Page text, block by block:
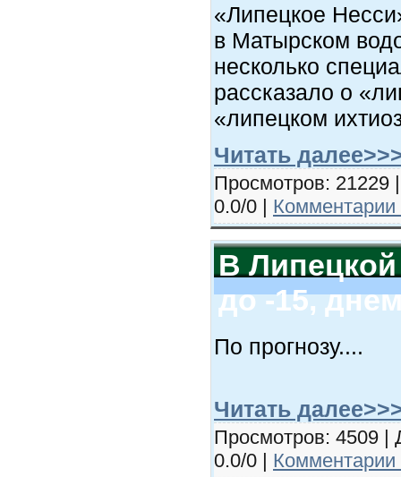
«Липецкое
в Матырском
несколько
рассказало о
«липецком
Читать
Просмотров: 21229
0.0/0 | Комментарии
В
до -15,
По прогнозу....
Читать
Просмотров: 4509 |
0.0/0 | Комментарии